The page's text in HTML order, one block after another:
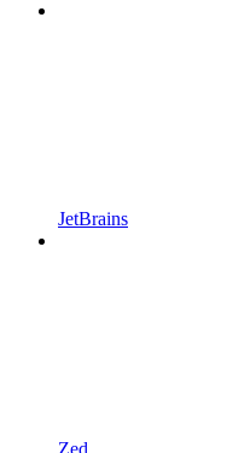
JetBrains
Zed